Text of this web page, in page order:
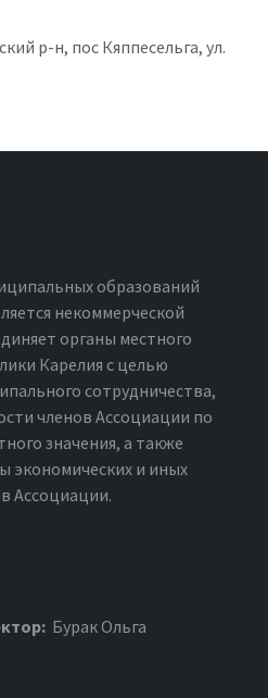
р-н, пос Кяппесельга, ул.
образований
некоммерческой
органы местного
Карелия с целью
сотрудничества,
членов Ассоциации по
значения, а также
экономических и иных
Ассоциации.
Бурак Ольга